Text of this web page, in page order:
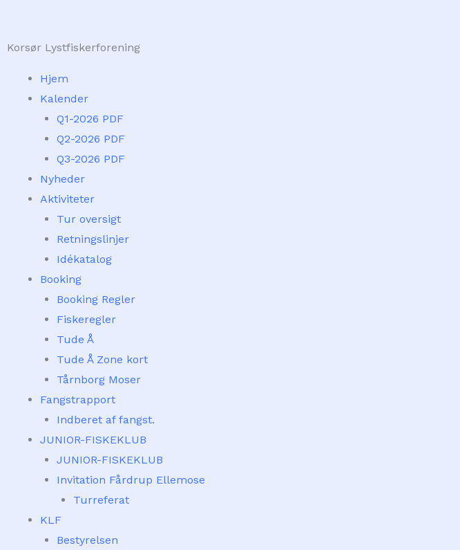
content
Korsør Lystfiskerforening
Hjem
Kalender
Q1-2026 PDF
Q2-2026 PDF
Q3-2026 PDF
Nyheder
Aktiviteter
Tur oversigt
Retningslinjer
Idékatalog
Booking
Booking Regler
Fiskeregler
Tude Å
Tude Å Zone kort
Tårnborg Moser
Fangstrapport
Indberet af fangst.
JUNIOR-FISKEKLUB
JUNIOR-FISKEKLUB
Invitation Fårdrup Ellemose
Turreferat
KLF
Bestyrelsen